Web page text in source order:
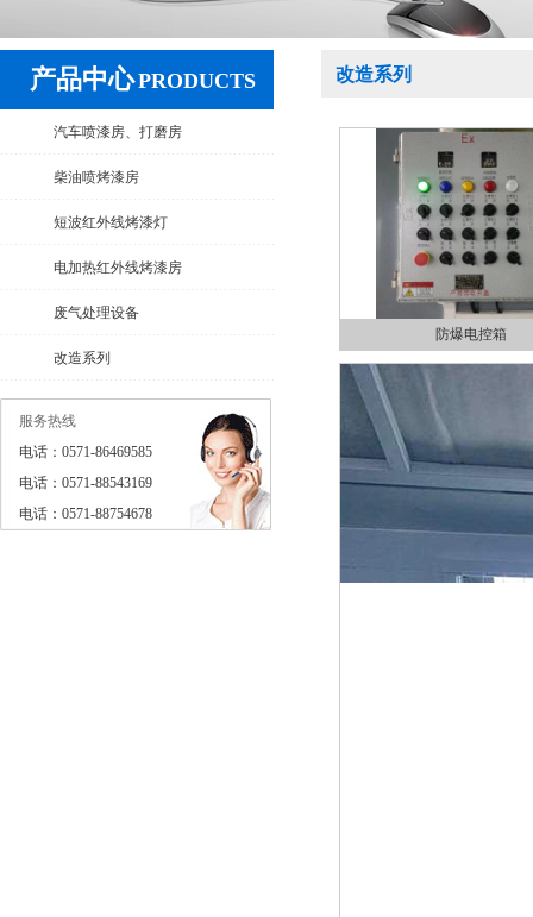
产品中心PRODUCTS
汽车喷漆房、打磨房
柴油喷烤漆房
短波红外线烤漆灯
电加热红外线烤漆房
废气处理设备
改造系列
服务热线
电话：0571-86469585
电话：0571-88543169
电话：0571-88754678
改造系列
防爆电控箱